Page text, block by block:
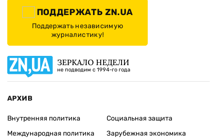
ПОДДЕРЖАТЬ ZN.UA
Поддержать независимую
журналистику!
ЗЕРКАЛО НЕДЕЛИ
не подводим с 1994-го года
АРХИВ
Внутренняя политика
Международная политика
Социальная защита
Зарубежная экономика